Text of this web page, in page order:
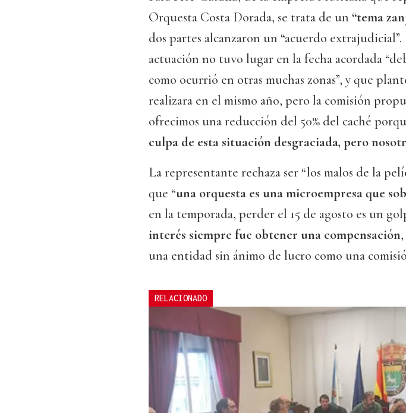
Orquesta Costa Dorada, se trata de un “tema
dos partes alcanzaron un “acuerdo
actuación no tuvo lugar en la fecha acordada
como ocurrió en otras muchas zonas”, y que
realizara en el mismo año, pero la comisión
ofrecimos una reducción del 50% del caché
culpa de esta situación desgraciada, pero
La representante rechaza ser “los malos de la
que “una orquesta es una microempresa que
en la temporada, perder el 15 de agosto es un
interés siempre fue obtener una compensación
una entidad sin ánimo de lucro como una
RELACIONADO